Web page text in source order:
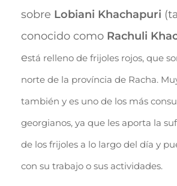
sobre Lobiani Khachapuri
conocido como Rachuli
está relleno de frijoles rojos, que
norte de la província de Racha.
también y es uno de los más
georgianos, ya que les aporta la
de los frijoles a lo largo del día y
con su trabajo o sus actividades.